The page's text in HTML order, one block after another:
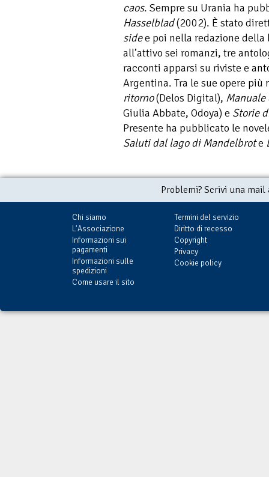
caos. Sempre su Urania ha
Hasselblad(2002). È stato
sidee poi nella redazione della
all’attivo sei romanzi, tre
racconti apparsi su riviste e
Argentina. Tra le sue opere
ritorno(Delos Digital),
Giulia Abbate, Odoya) e Storie
Presente ha pubblicato le
Saluti dal lago di Mandelbrote
Problemi? Scrivi una
Chi siamo
L'Associazione
Informazioni sui
pagamenti
Informazioni sulle
spedizioni
Come usare il sito
Termini del servizio
Diritto di recesso
Copyright
Privacy
Cookie policy